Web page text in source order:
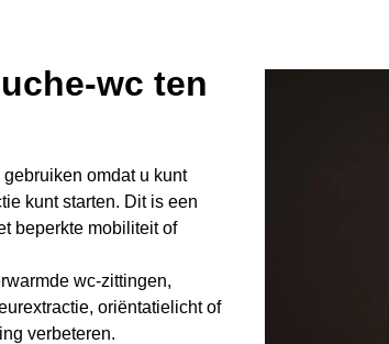
wc ten
omdat u kunt
kunt starten. Dit is een
beperkte mobiliteit of
wc-zittingen,
oriëntatielicht of
verbeteren.